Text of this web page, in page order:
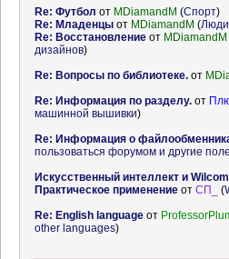
Re: Футбол от MDiamandM (Спорт)
Re: Младенцыот MDiamandM (Люди
Re: Восстановлениеот MDiamandM
дизайнов)
Re: Вопросы по библиотеке.от
Re: Информация по разделу.от
машинной вышивки)
Re: Информация о
пользоваться форумом и другие
Искусственный интеллект и
Практическое применениеот СП_ (
Re: English languageот
other languages)